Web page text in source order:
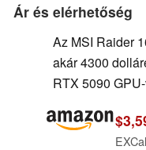
Ár és elérhetőség
Az MSI Raider
akár 4300
RTX 5090